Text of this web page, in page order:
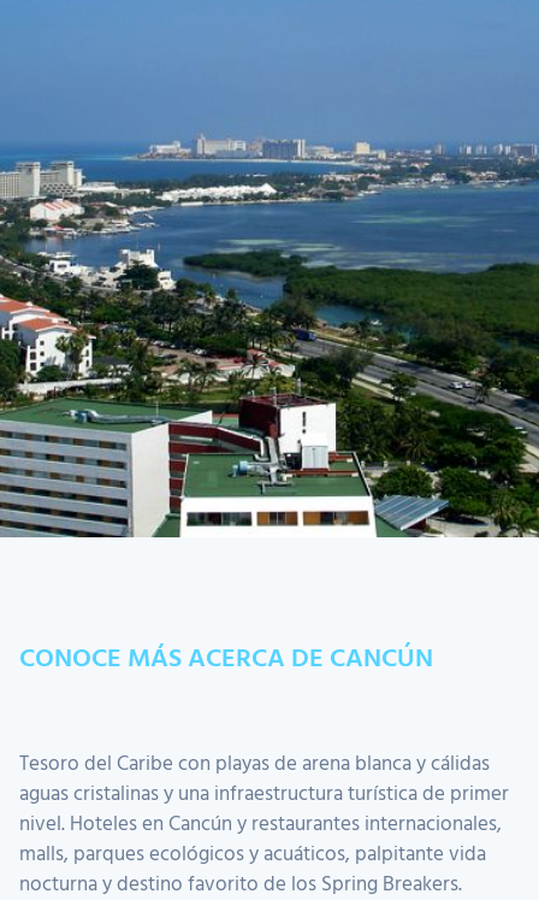
CONOCE MÁS ACERCA DE CANCÚN
Tesoro del Caribe con playas de arena blanca y cálidas
aguas cristalinas y una infraestructura turística de primer
nivel. Hoteles en Cancún y restaurantes internacionales,
malls, parques ecológicos y acuáticos, palpitante vida
nocturna y destino favorito de los Spring Breakers.